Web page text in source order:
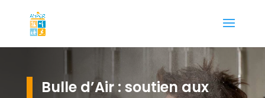
Bulle d’Air : soutien aux